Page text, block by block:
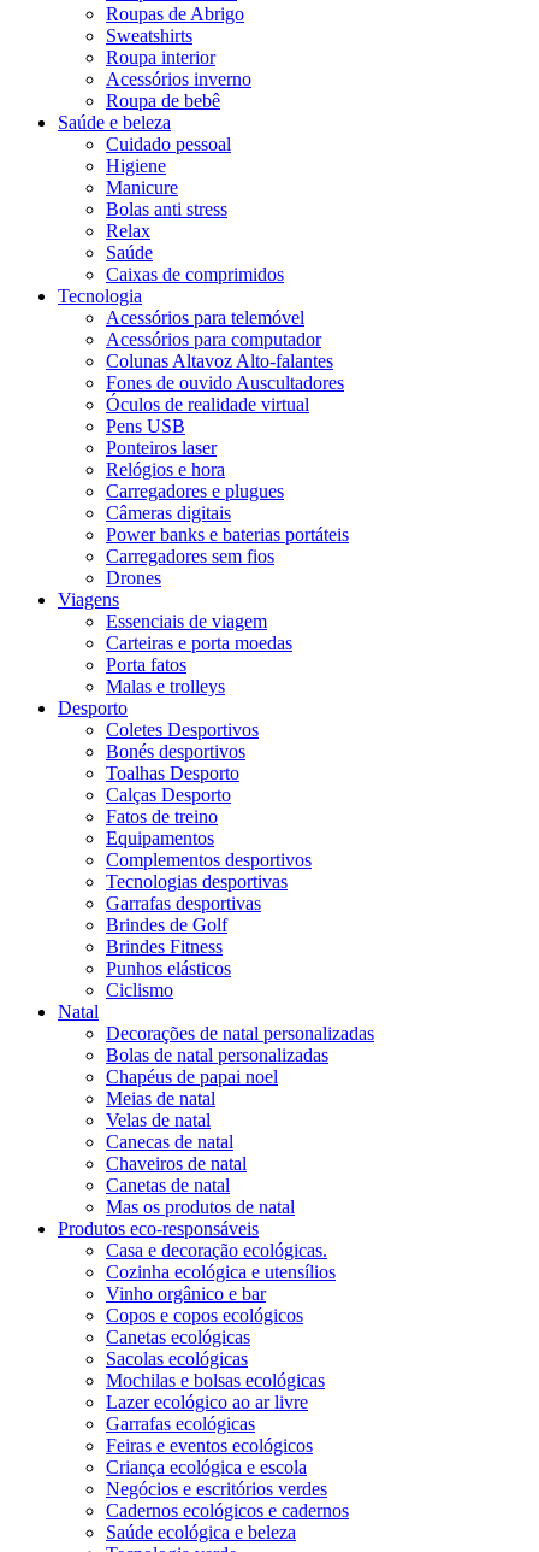
Roupas de Abrigo
Sweatshirts
Roupa interior
Acessórios inverno
Roupa de bebê
Saúde e beleza
Cuidado pessoal
Higiene
Manicure
Bolas anti stress
Relax
Saúde
Caixas de comprimidos
Tecnologia
Acessórios para telemóvel
Acessórios para computador
Colunas Altavoz Alto-falantes
Fones de ouvido Auscultadores
Óculos de realidade virtual
Pens USB
Ponteiros laser
Relógios e hora
Carregadores e plugues
Câmeras digitais
Power banks e baterias portáteis
Carregadores sem fios
Drones
Viagens
Essenciais de viagem
Carteiras e porta moedas
Porta fatos
Malas e trolleys
Desporto
Coletes Desportivos
Bonés desportivos
Toalhas Desporto
Calças Desporto
Fatos de treino
Equipamentos
Complementos desportivos
Tecnologias desportivas
Garrafas desportivas
Brindes de Golf
Brindes Fitness
Punhos elásticos
Ciclismo
Natal
Decorações de natal personalizadas
Bolas de natal personalizadas
Chapéus de papai noel
Meias de natal
Velas de natal
Canecas de natal
Chaveiros de natal
Canetas de natal
Mas os produtos de natal
Produtos eco-responsáveis
Casa e decoração ecológicas.
Cozinha ecológica e utensílios
Vinho orgânico e bar
Copos e copos ecológicos
Canetas ecológicas
Sacolas ecológicas
Mochilas e bolsas ecológicas
Lazer ecológico ao ar livre
Garrafas ecológicas
Feiras e eventos ecológicos
Criança ecológica e escola
Negócios e escritórios verdes
Cadernos ecológicos e cadernos
Saúde ecológica e beleza